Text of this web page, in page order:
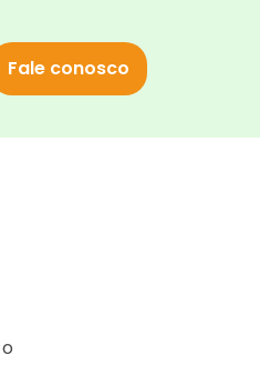
Fale conosco